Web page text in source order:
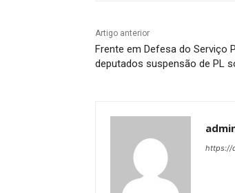
Artigo anterior
Frente em Defesa do Serviço
deputados suspensão de PL
https://